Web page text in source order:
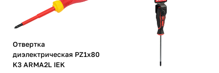
Отвертка
диэлектрическая PZ1х80
K3 ARMA2L IEK